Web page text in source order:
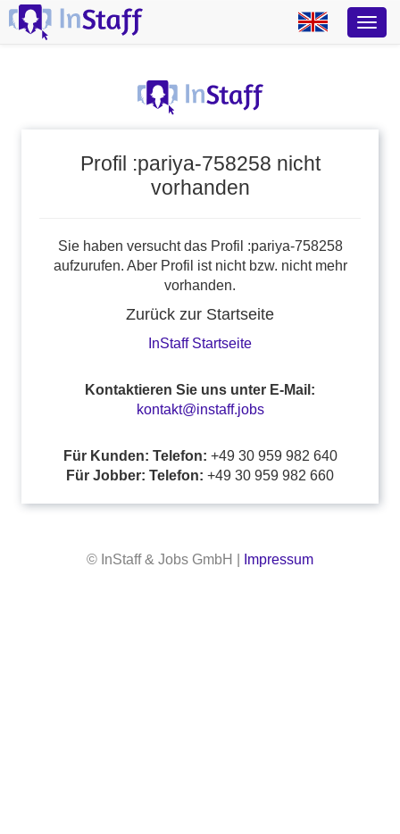
Profil :pariya-758258 nicht
vorhanden
Sie haben versucht das Profil :pariya-758258
aufzurufen. Aber Profil ist nicht bzw. nicht mehr
vorhanden.
Zurück zur Startseite
InStaff Startseite
Kontaktieren Sie uns unter E-Mail:
kontakt@instaff.jobs
Für Kunden: Telefon: +49 30 959 982 640
Für Jobber: Telefon: +49 30 959 982 660
© InStaff & Jobs GmbH | Impressum